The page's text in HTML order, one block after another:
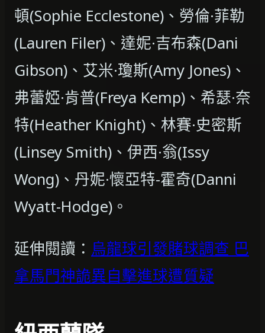
頓(Sophie Ecclestone)、勞倫·菲勒
(Lauren Filer)、達妮·吉布森(Dani
Gibson)、艾米·瓊斯(Amy Jones)、
弗蕾婭·肯普(Freya Kemp)、希瑟·奈
特(Heather Knight)、林賽·史密斯
(Linsey Smith)、伊西·翁(Issy
Wong)、丹妮·懷亞特-霍奇(Danni
Wyatt-Hodge)。
延伸閱讀： 烏龍球引發賭球調查 巴
拿馬門神詭異自擊進球遭質疑